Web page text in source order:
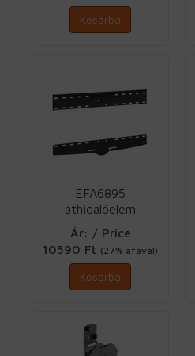
Kosárba
EFA6895
áthidalóelem
gipszkarton Vogels
Ár: / Price
10590 Ft (27% áfával)
Kosárba